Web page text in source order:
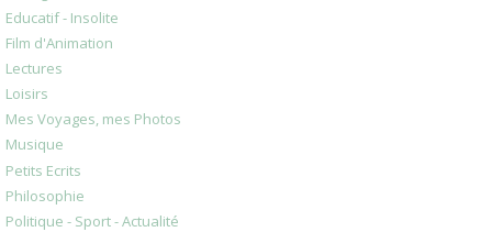
Educatif - Insolite
Film d'Animation
Lectures
Loisirs
Mes Voyages, mes Photos
Musique
Petits Ecrits
Philosophie
Politique - Sport - Actualité